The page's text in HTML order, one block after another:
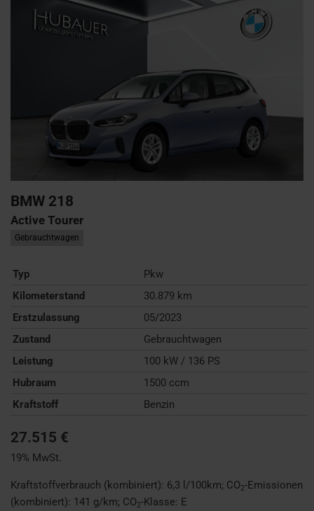
BMW 218
Active Tourer
Gebrauchtwagen
Typ
Pkw
Kilometerstand
30.879 km
Erstzulassung
05/2023
Zustand
Gebrauchtwagen
Leistung
100 kW / 136 PS
Hubraum
1500 ccm
Kraftstoff
Benzin
27.515 €
19% MwSt.
Kraftstoffverbrauch (kombiniert): 6,3 l/100km; CO2-Emissionen
(kombiniert): 141 g/km; CO2-Klasse: E